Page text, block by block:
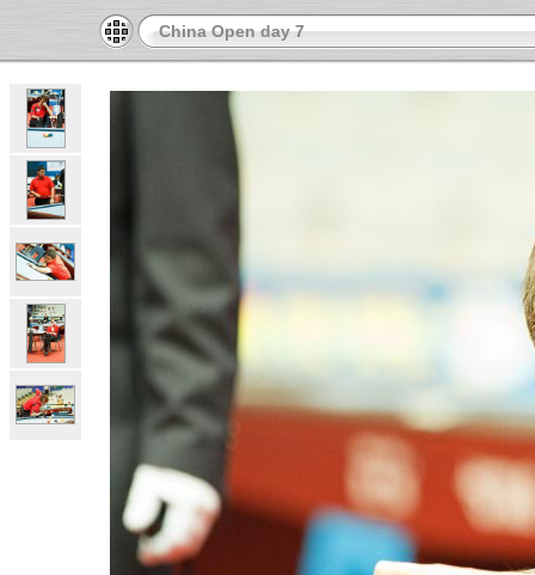
China Open day 7